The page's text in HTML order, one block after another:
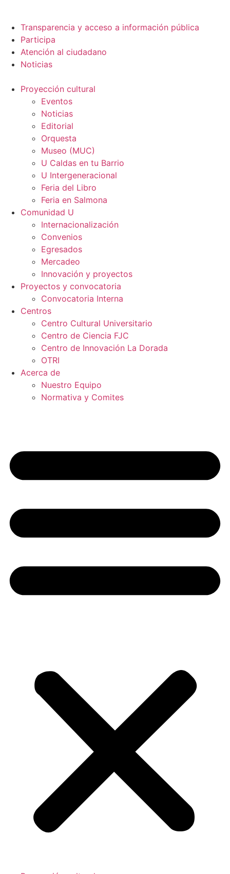
Transparencia y acceso a información pública
Participa
Atención al ciudadano
Noticias
Proyección cultural
Eventos
Noticias
Editorial
Orquesta
Museo (MUC)
U Caldas en tu Barrio
U Intergeneracional
Feria del Libro
Feria en Salmona
Comunidad U
Internacionalización
Convenios
Egresados
Mercadeo
Innovación y proyectos
Proyectos y convocatoria
Convocatoria Interna
Centros
Centro Cultural Universitario
Centro de Ciencia FJC
Centro de Innovación La Dorada
OTRI
Acerca de
Nuestro Equipo
Normativa y Comites